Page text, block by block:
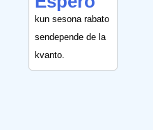
kun sesona rabato
sendepende de la
kvanto.